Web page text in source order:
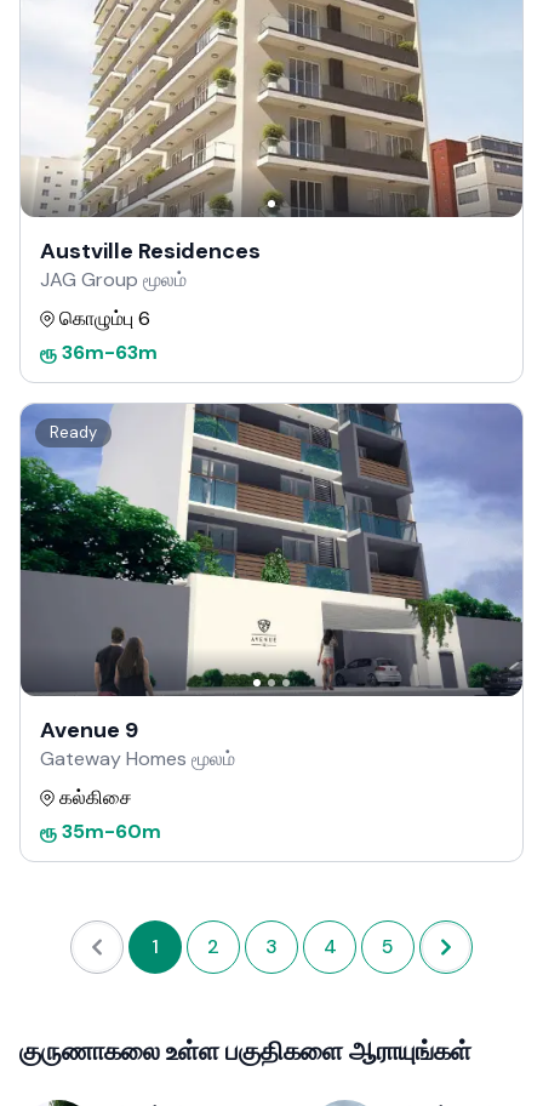
Austville Residences
JAG Group மூலம்
கொழும்பு 6
ரூ36m-63m
Ready
Avenue 9
Gateway Homes மூலம்
கல்கிசை
ரூ35m-60m
1 2 3 4 5
குருணாகலை உள்ள பகுதிகளை ஆராயுங்கள்